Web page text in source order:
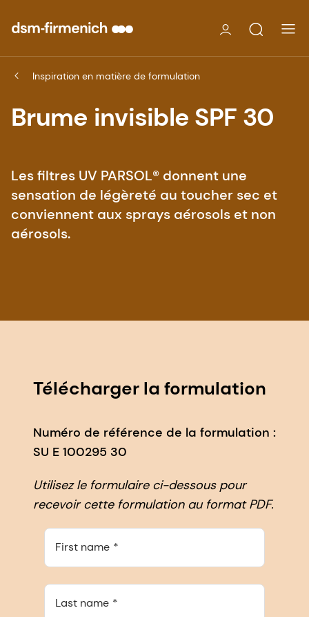
Inspiration en matière de formulation
Brume invisible SPF 30
Les filtres UV PARSOL® donnent une
sensation de légèreté au toucher sec et
conviennent aux sprays aérosols et non
aérosols.
Télécharger la formulation
Numéro de référence de la formulation :
SU E 100295 30
Utilisez le formulaire ci-dessous pour
recevoir cette formulation au format PDF.
First name
Last name